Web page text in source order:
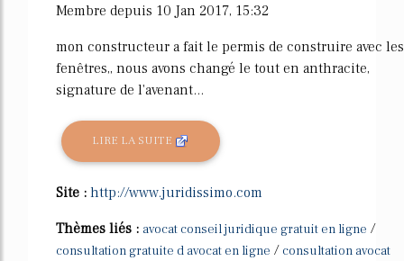
Membre depuis 10 Jan 2017, 15:32
mon constructeur a fait le permis de construire avec les
fenêtres,, nous avons changé le tout en anthracite,
signature de l'avenant...
LIRE LA SUITE
Site : http://www.juridissimo.com
Thèmes liés : avocat conseil juridique gratuit en ligne /
consultation gratuite d avocat en ligne / consultation avocat